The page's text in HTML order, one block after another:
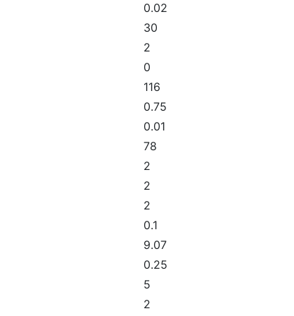
0.02
30
2
0
116
0.75
0.01
78
2
2
2
0.1
9.07
0.25
5
2